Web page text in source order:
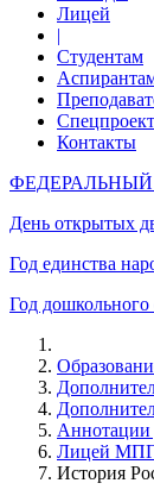
Лицей
|
Студентам
Контакты
День открытых
Год единства
Год дошкольного
Аннотации
Лицей
История